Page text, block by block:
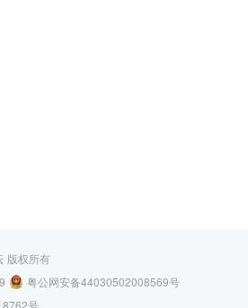
版权所有
粤公网安备44030502008569号
号